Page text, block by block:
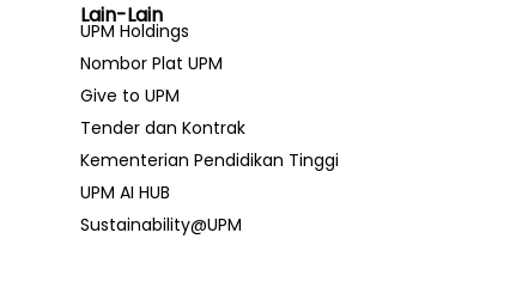
Lain-Lain
UPM Holdings
Nombor Plat UPM
Give to UPM
Tender dan Kontrak
Kementerian Pendidikan Tinggi
UPM AI HUB
Sustainability@UPM